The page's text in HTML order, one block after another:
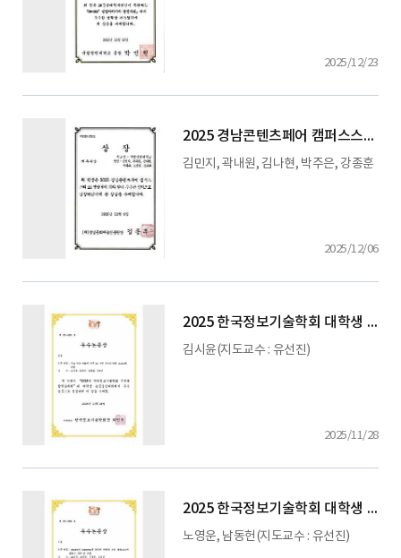
2025/12/23
2025 경남콘텐츠페어 캠퍼스스타 IR 경남
김민지, 곽내원, 김나현, 박주은, 강종훈
2025/12/06
2025 한국정보기술학회 대학생 논문 경진대회
김시윤(지도교수 : 유선진)
2025/11/28
2025 한국정보기술학회 대학생 논문 경진대회
노영운, 남동헌(지도교수 : 유선진)